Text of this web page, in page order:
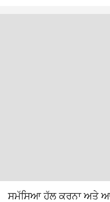
ਸਮੱਸਿਆ ਹੱਲ ਕਰਨਾ ਅਤੇ